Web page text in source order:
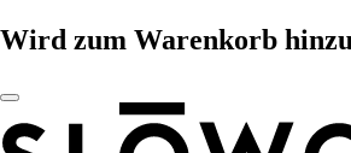
Wird zum Warenkorb